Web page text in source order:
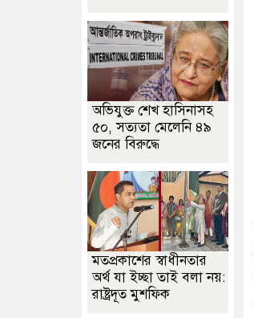
অভিযুক্ত শেখ হাসিনাসহ
৫০, সত্যতা মেলেনি ৪৯
জনের বিরুদ্ধে
মতপ্রকাশের স্বাধীনতার
অর্থ যা ইচ্ছা তাই বলা নয়:
রাষ্ট্রদূত মুশফিক